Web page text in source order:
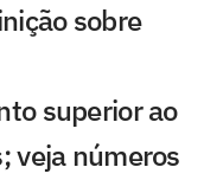
sobre
superior ao
veja números